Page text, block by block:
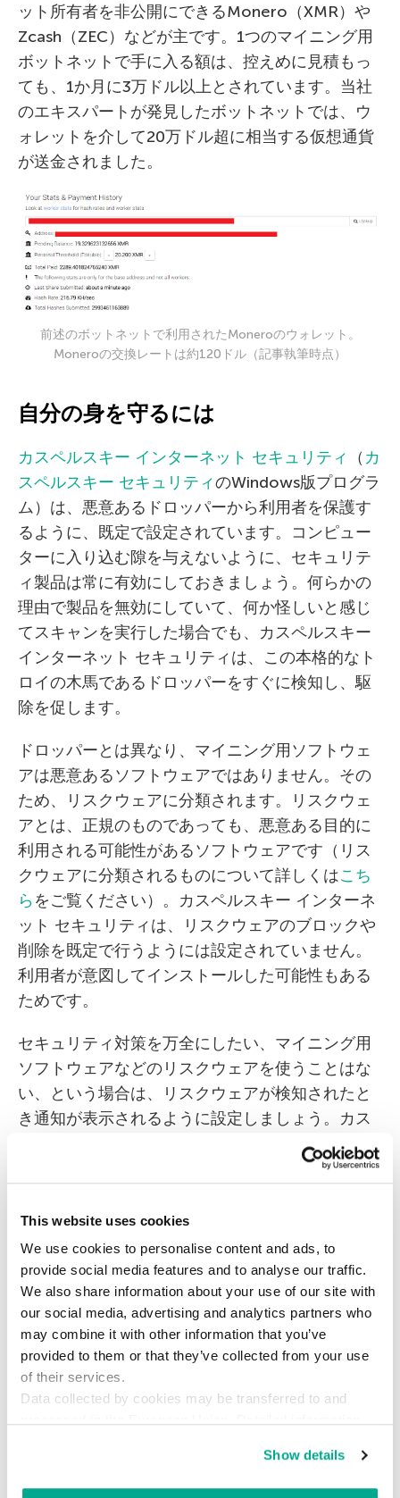
This website uses cookies
We use cookies to personalise content and ads, to
provide social media features and to analyse our traffic.
We also share information about your use of our site with
our social media, advertising and analytics partners who
may combine it with other information that you’ve
provided to them or that they’ve collected from your use
of their services.
Data collected by cookies may be transferred to and
Show details
ット所有者を非公開にできるMonero（XMR）や
Zcash（ZEC）などが主です。1つのマイニング用
ボットネットで手に入る額は、控えめに見積もっ
ても、1か月に3万ドル以上とされています。当社
のエキスパートが発見したボットネットでは、ウ
ォレットを介して20万ドル超に相当する仮想通貨
が送金されました。
前述のボットネットで利用されたMoneroのウォレット。
Moneroの交換レートは約120ドル（記事執筆時点）
自分の身を守るには
カスペルスキー インターネット セキュリティ （ カ
スペルスキー セキュリティのWindows版プログラ
ム）は、悪意あるドロッパーから利用者を保護す
るように、既定で設定されています。コンピュー
ターに入り込む隙を与えないように、セキュリテ
ィ製品は常に有効にしておきましょう。何らかの
理由で製品を無効にしていて、何か怪しいと感じ
てスキャンを実行した場合でも、カスペルスキー
インターネット セキュリティは、この本格的なト
ロイの木馬であるドロッパーをすぐに検知し、駆
除を促します。
ドロッパーとは異なり、マイニング用ソフトウェ
アは悪意あるソフトウェアではありません。その
ため、リスクウェアに分類されます。リスクウェ
アとは、正規のものであっても、悪意ある目的に
利用される可能性があるソフトウェアです（リス
クウェアに分類されるものについて詳しくはこち
らをご覧ください）。カスペルスキー インターネ
ット セキュリティは、リスクウェアのブロックや
削除を既定で行うようには設定されていません。
利用者が意図してインストールした可能性もある
ためです。
セキュリティ対策を万全にしたい、マイニング用
ソフトウェアなどのリスクウェアを使うことはな
い、という場合は、リスクウェアが検知されたと
き通知が表示されるように設定しましょう。カス
ペルスキー インターネット セキュリティの設定画
検知する脅威と信頼リストの設定］
コンをクリックして［設定］ウィンドウを開き、
［詳細］-［検知する脅威と除外リスト］の順に選
択）で、［ユーザーに損害を与える目的で悪用さ
れる可能性があるソフトウェアを検知する ］とい
うチェックボックスをオンにしてください。そし
て大切なのは、定期的にシステムをスキャンする
ことです。セキュリティ製品を活用して、不要な
ソフトウェアがインストールされ、実行されるこ